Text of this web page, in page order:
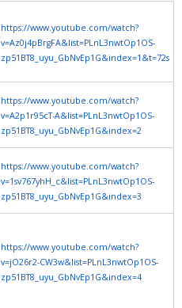
https://www.youtube.com/watch?
v=Az0j4pBrgFA&list=PLnL3nwtOp1OS-
zp51BT8_uyu_GbNvEp1G&index=1&t=72s
https://www.youtube.com/watch?
v=A2p1r95cT-A&list=PLnL3nwtOp1OS-
zp51BT8_uyu_GbNvEp1G&index=2
https://www.youtube.com/watch?
v=1sv767yhH_c&list=PLnL3nwtOp1OS-
zp51BT8_uyu_GbNvEp1G&index=3
https://www.youtube.com/watch?
v=jO26r2-CW3w&list=PLnL3nwtOp1OS-
zp51BT8_uyu_GbNvEp1G&index=4